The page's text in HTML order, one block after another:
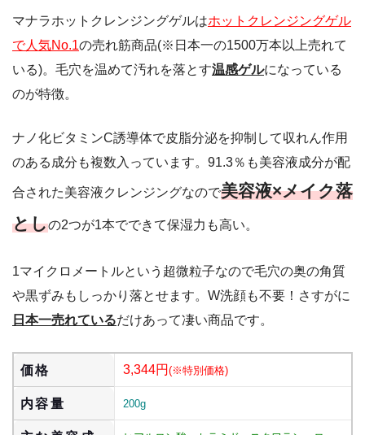
マナラホットクレンジングゲルはホットクレンジングゲル
で人気No.1の売れ筋商品(※日本一の1500万本以上売れて
いる)。毛穴を温めて汚れを落とす温感ゲルになっている
のが特徴。
ナノ化ビタミンC誘導体で皮脂分泌を抑制して収れん作用
のある成分も複数入っています。91.3％も美容液成分が配
合された美容液クレンジングなので美容液×メイク落
としの2つが1本でできて保湿力も高い。
1マイクロメートルという超微粒子なので毛穴の奥の角質
や黒ずみもしっかり落とせます。W洗顔も不要！さすがに
日本一売れているだけあって凄い商品です。
価格 3,344円 (※特別価格)
内容量 200g